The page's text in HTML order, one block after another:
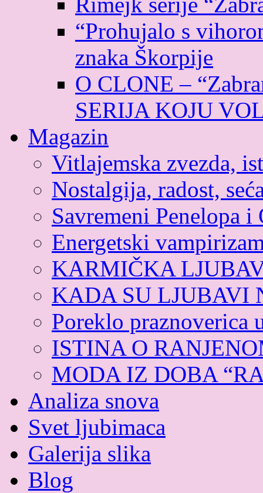
“Prohujalo s
znaka Škorpije
O CLONE –
SERIJA KOJU
Magazin
Vitlajemska zvezda,
Nostalgija, radost,
Savremeni Penelopa i
Energetski
KARMIČKA
KADA SU LJUBAVI
Poreklo praznoverica
ISTINA O
MODA IZ DOBA
Analiza snova
Svet ljubimaca
Galerija slika
Blog